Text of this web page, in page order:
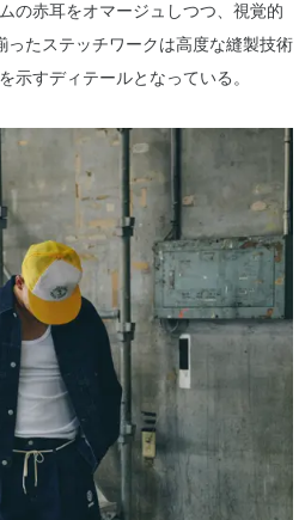
の赤耳をオマージュしつつ、視覚的
ったステッチワークは高度な縫製技術
示すディテールとなっている。